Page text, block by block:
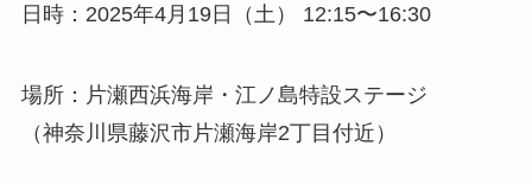
日時：2025年4月19日（土） 12:15〜16:30
場所：片瀬西浜海岸・江ノ島特設ステージ
（神奈川県藤沢市片瀬海岸2丁目付近）